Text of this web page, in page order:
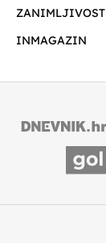
INMAGAZIN